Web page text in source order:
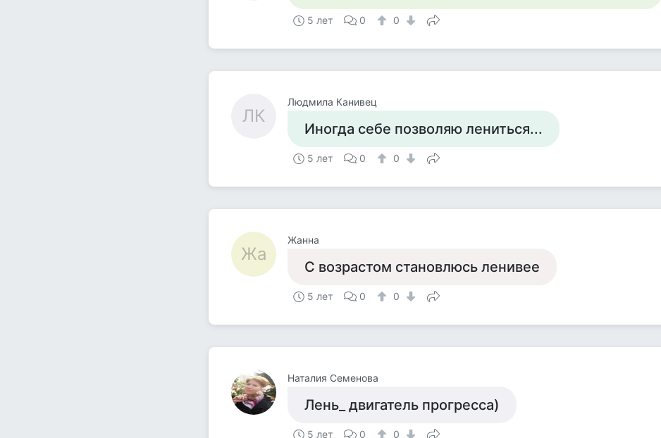
5 лет 0 0
ЛК
Людмила Канивец
Иногда себе позволяю лениться...
5 лет 0 0
Жа
Жанна
С возрастом становлюсь ленивее
5 лет 0 0
Наталия Семенова
Лень_ двигатель прогресса)
5 лет 0 0